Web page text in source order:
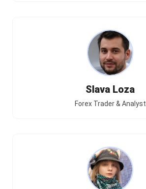
Slava Loza
Forex Trader & Analyst